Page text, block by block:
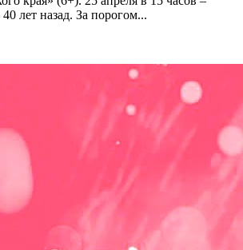
лет назад. За порогом...